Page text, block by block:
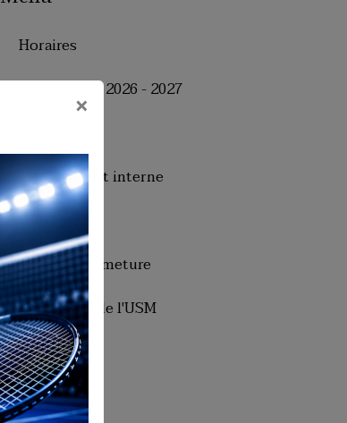
Horaires
Inscriptions 2026 - 2027
Le règlement interne
Le bureau
Dates de fermeture
Historique de l'USM
Badminton
Presse
×